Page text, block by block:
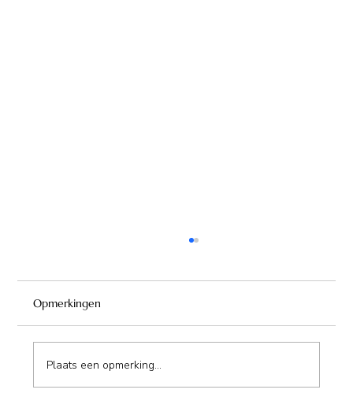
Opmerkingen
Plaats een opmerking...